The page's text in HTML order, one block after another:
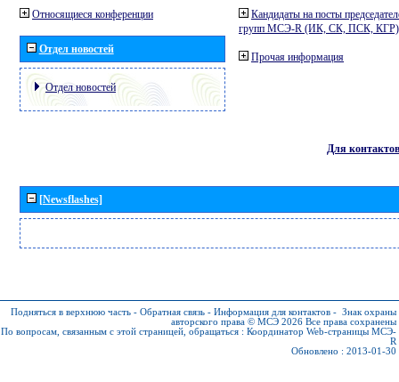
Относящиеся конференции
Отдел новостей
Отдел новостей
Кандидаты на посты
групп МСЭ-R (ИК, СК, ПСК, КГР)
Прочая информация
Для контактов
[Newsflashes]
Подняться в верхнюю часть - Обратная связь - Информация для контактов - Знак охраны
авторского права © МСЭ 2026 Все права сохранены
По вопросам, связанным с этой страницей, обращаться : Координатор Web-страницы МСЭ-
R
Обновлено : 2013-01-30